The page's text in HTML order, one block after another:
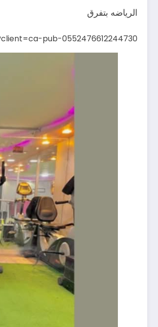
الرياضه بتفرق
pub-0552476612244730